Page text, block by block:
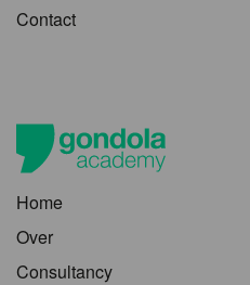
Contact
Home
Over
Consultancy